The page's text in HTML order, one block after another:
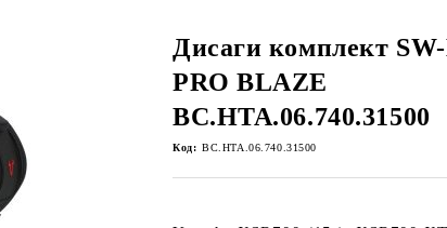
Дисаги комплект
PRO BLAZE
BC.HTA.06.740.31500
Код: BC.HTA.06.740.31500